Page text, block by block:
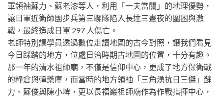
軍領袖蘇力、蘇老漆等人，利用「一夫當關」的地理優勢，
讓日軍近衛師團步兵第三聯隊陷入長達三晝夜的圍困與激
戰，最終造成日軍 297 人傷亡。
老師特別讓學員透過數位走讀地圖的古今對照，讓我們看見
今日踩踏的地方，位處日治時期古地圖的位置，十分有趣。
那一年的清水祖師廟，不僅是信仰中心，更成了地方保衛戰
的糧倉與彈藥庫，而當時的地方領袖「三角湧抗日三傑」蘇
力、蘇俊與陳小埤，更以長福巖祖師廟作為作戰指揮中心，